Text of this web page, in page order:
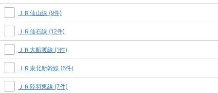
ＪＲ仙山線 (9件)
ＪＲ仙石線 (12件)
ＪＲ大船渡線 (1件)
ＪＲ東北新幹線 (6件)
ＪＲ陸羽東線 (7件)